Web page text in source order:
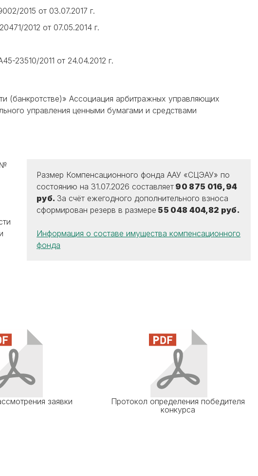
2015 от 03.07.2017 г.
2012 от 07.05.2014 г.
23510/2011 от 24.04.2012 г.
(банкротстве)» Ассоциация арбитражных управляющих
управления ценными бумагами и средствами
Размер Компенсационного фонда ААУ «СЦЭАУ» по
состоянию на 31.07.2026 составляет 90 875 016,94
руб. За счёт ежегодного дополнительного взноса
сформирован резерв в размере 55 048 404,82 руб.
Информация о составе имущества компенсационного
фонда
заявки
Протокол определения победителя
конкурса